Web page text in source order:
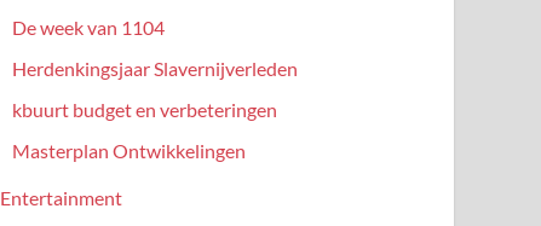
De week van 1104
Herdenkingsjaar Slavernijverleden
kbuurt budget en verbeteringen
Masterplan Ontwikkelingen
Entertainment